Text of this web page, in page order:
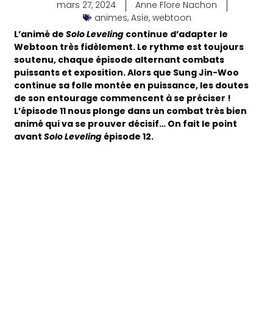
mars 27, 2024
Anne Flore Nachon
animes, Asie, webtoon
L’animé deSolo Leveling continue d’adapter le
Webtoon très fidèlement. Le rythme est toujours
soutenu, chaque épisode alternant combats
puissants et exposition. Alors que Sung Jin-Woo
continue sa folle montée en puissance, les doutes
de son entourage commencent à se préciser !
L’épisode 11 nous plonge dans un combat très bien
animé qui va se prouver décisif… On fait le point
avantSolo Leveling épisode 12.